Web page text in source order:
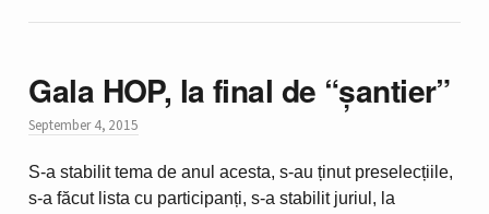
Gala HOP, la final de “șantier”
September 4, 2015
S-a stabilit tema de anul acesta, s-au ținut preselecțiile,
s-a făcut lista cu participanți, s-a stabilit juriul, la